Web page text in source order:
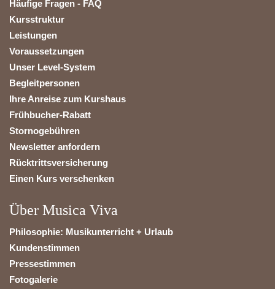
Häufige Fragen - FAQ
Kursstruktur
Leistungen
Voraussetzungen
Unser Level-System
Begleitpersonen
Ihre Anreise zum Kurshaus
Frühbucher-Rabatt
Stornogebühren
Newsletter anfordern
Rücktrittsversicherung
Einen Kurs verschenken
Über Musica Viva
Philosophie: Musikunterricht + Urlaub
Kundenstimmen
Pressestimmen
Fotogalerie